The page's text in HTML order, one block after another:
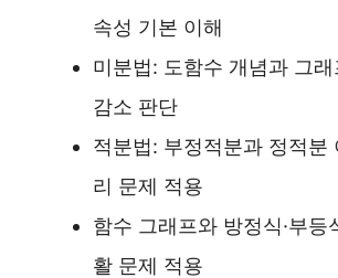
속성 기본 이해
미분법: 도함수 개념과 그래
감소 판단
적분법: 부정적분과 정적분
리 문제 적용
함수 그래프와 방정식·부등
활 문제 적용